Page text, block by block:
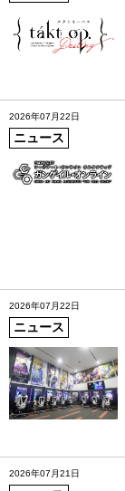
2026年07月22日
ニュース
2026年07月22日
ニュース
2026年07月21日